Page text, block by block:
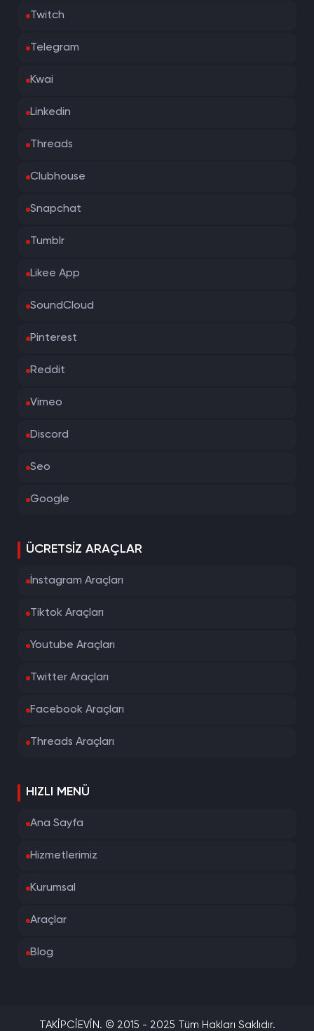
Twitch
Telegram
Kwai
Linkedin
Threads
Clubhouse
Snapchat
Tumblr
Likee App
SoundCloud
Pinterest
Reddit
Vimeo
Discord
Seo
Google
ÜCRETSIZ ARAÇLAR
İnstagram Araçları
Tiktok Araçları
Youtube Araçları
Twitter Araçları
Facebook Araçları
Threads Araçları
HIZLI MENÜ
Ana Sayfa
Hizmetlerimiz
Kurumsal
Araçlar
Blog
TAKİPCİEVİN. © 2015 - 2025 Tüm Hakları Saklıdır.